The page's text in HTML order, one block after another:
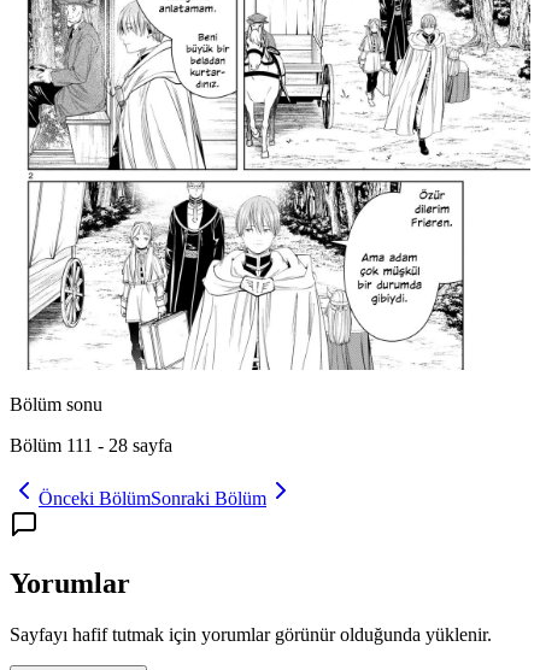
Bölüm sonu
Bölüm 111 - 28 sayfa
Önceki BölümSonraki Bölüm
Yorumlar
Sayfayı hafif tutmak için yorumlar görünür olduğunda yüklenir.